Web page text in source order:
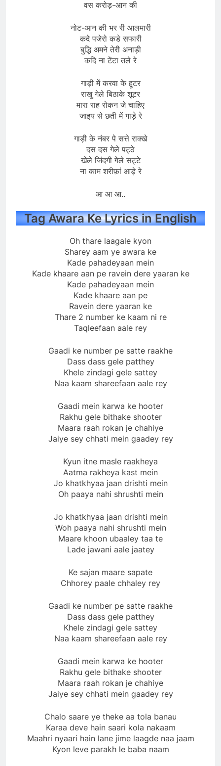
वस करोड़-आन की
नोट-आन की भर री आलमारी
कदे पजेरो कडे सफारी
बुद्धि अमने तेरी अनाड़ी
कदि ना टेंटा तले रे
गाड़ी में करवा के हूटर
राखु गेले बिठाके शूटर
मारा राह रोकन जे चाहिए
जाइय से छती में गाड़े रे
गाड़ी के नंबर पे सत्ते राक्खे
दस दस गेले पट्ठे
खेले जिंदगी गेले सट्टे
ना काम शरीफ़ां आड़े रे
आ आ आ..
Tag Awara Ke Lyrics in English
Oh thare laagale kyon
Sharey aam ye awara ke
Kade pahadeyaan mein
Kade khaare aan pe ravein dere yaaran ke
Kade pahadeyaan mein
Kade khaare aan pe
Ravein dere yaaran ke
Thare 2 number ke kaam ni re
Taqleefaan aale rey
Gaadi ke number pe satte raakhe
Dass dass gele patthey
Khele zindagi gele sattey
Naa kaam shareefaan aale rey
Gaadi mein karwa ke hooter
Rakhu gele bithake shooter
Maara raah rokan je chahiye
Jaiye sey chhati mein gaadey rey
Kyun itne masle raakheya
Aatma rakheya kast mein
Jo khatkhyaa jaan drishti mein
Oh paaya nahi shrushti mein
Jo khatkhyaa jaan drishti mein
Woh paaya nahi shrushti mein
Maare khoon ubaaley taa te
Lade jawani aale jaatey
Ke sajan maare sapate
Chhorey paale chhaley rey
Gaadi ke number pe satte raakhe
Dass dass gele patthey
Khele zindagi gele sattey
Naa kaam shareefaan aale rey
Gaadi mein karwa ke hooter
Rakhu gele bithake shooter
Maara raah rokan je chahiye
Jaiye sey chhati mein gaadey rey
Chalo saare ye theke aa tola banau
Karaa deve hain saari kola nakaam
Maahri nyaari hain lane jime laagde naa jaam
Kyon leve parakh le baba naam